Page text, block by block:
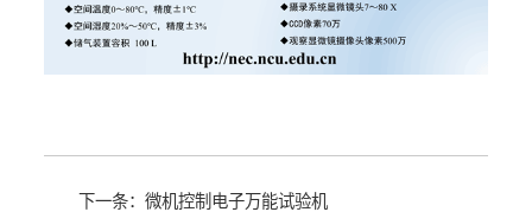
下一条：微机控制电子万能试验机